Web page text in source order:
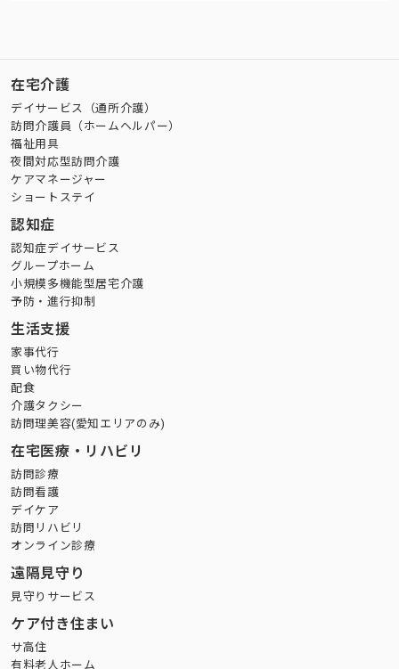
在宅介護
デイサービス（通所介護）
訪問介護員（ホームヘルパー）
福祉用具
夜間対応型訪問介護
ケアマネージャー
ショートステイ
認知症
認知症デイサービス
グループホーム
小規模多機能型居宅介護
予防・進行抑制
生活支援
家事代行
買い物代行
配食
介護タクシー
訪問理美容(愛知エリアのみ)
在宅医療・リハビリ
訪問診療
訪問看護
デイケア
訪問リハビリ
オンライン診療
遠隔見守り
見守りサービス
ケア付き住まい
サ高住
有料老人ホーム